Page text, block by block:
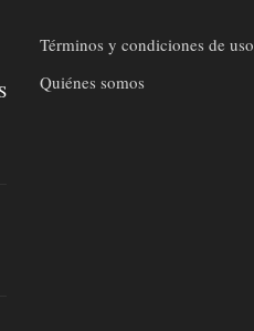
Términos y condiciones de uso
Quiénes somos